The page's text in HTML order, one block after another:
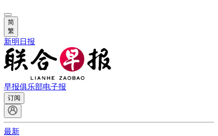
简
繁
新明日报
早报俱乐部电子报
订阅
最新